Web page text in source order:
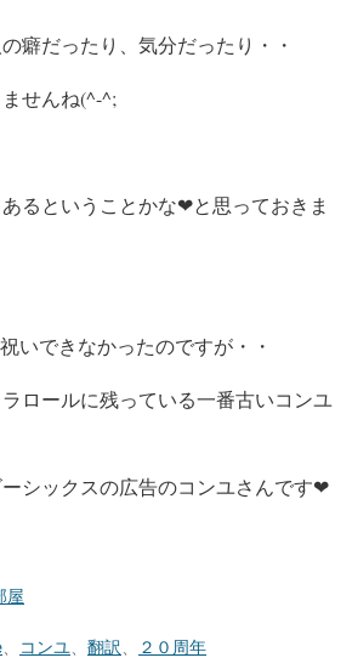
癖だったり、気分だったり・・
せんね(^-^;
るということかな❤と思っておきま
いできなかったのですが・・
ロールに残っている一番古いコンユ
シックスの広告のコンユさんです❤
屋
コンユ 翻訳 ２０周年